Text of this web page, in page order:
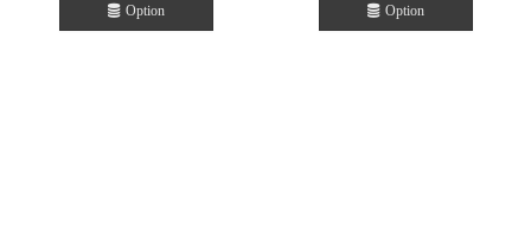
Option Option